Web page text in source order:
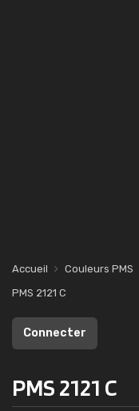
Accueil Couleurs PMS
PMS 2121 C
Connecter
PMS 2121 C